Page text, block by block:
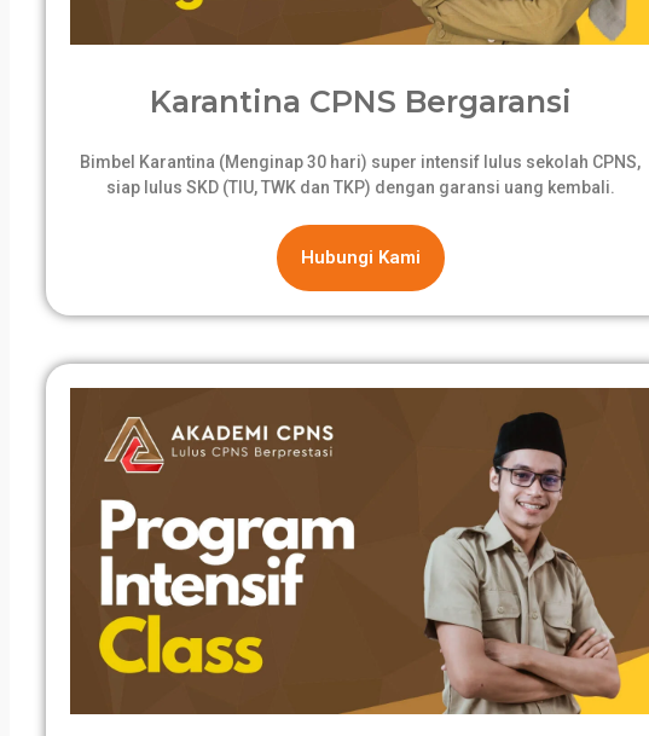
Karantina CPNS Bergaransi
Bimbel Karantina (Menginap 30 hari) super intensif lulus sekolah CPNS,
siap lulus SKD (TIU, TWK dan TKP) dengan garansi uang kembali.
Hubungi Kami